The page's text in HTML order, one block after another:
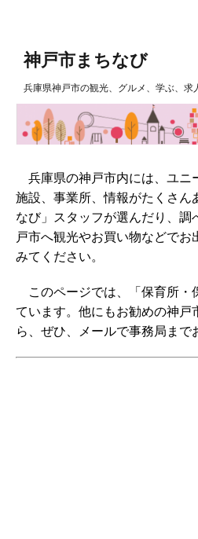
神戸市まちなび
兵庫県神戸市の観光、グルメ、学ぶ、求
兵庫県の神戸市内には、ユニ
施設、事業所、情報がたくさん
なび」スタッフが選んだり、調
戸市へ観光やお買い物などでお
みてください。
このページでは、「保育所・
ています。他にもお勧めの神戸
ら、ぜひ、メールで事務局まで